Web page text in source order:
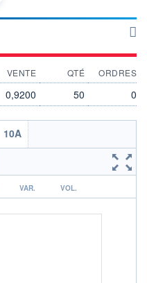
0,88
0,90
VENTE QTÉ ORDRES
0,9200 50 0
10A
VAR. VOL.